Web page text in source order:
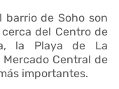
barrio de Soho son
del Centro de
la Playa de La
Central de
importantes.